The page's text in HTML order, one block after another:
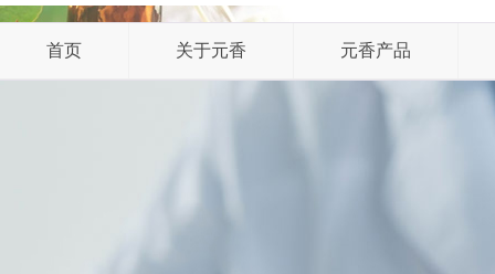
首页 关于元香 元香产品